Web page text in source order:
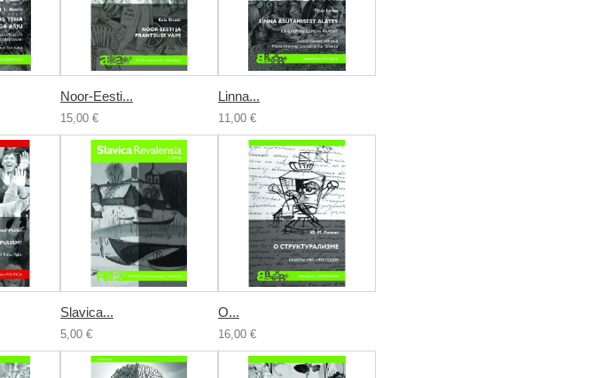
Noor-Eesti...
15,00 €
Linna...
11,00 €
Slavica...
5,00 €
О...
16,00 €